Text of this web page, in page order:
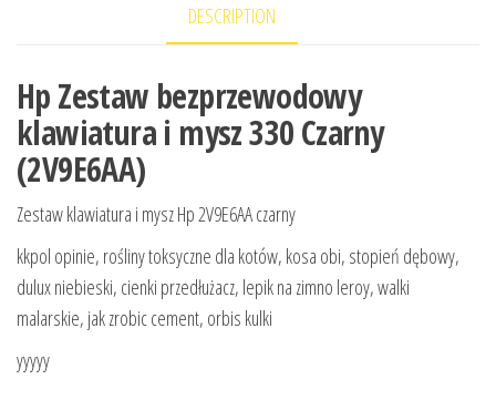
DESCRIPTION
Hp Zestaw bezprzewodowy
klawiatura i mysz 330 Czarny
(2V9E6AA)
Zestaw klawiatura i mysz Hp 2V9E6AA czarny
kkpol opinie, rośliny toksyczne dla kotów, kosa obi, stopień dębowy,
dulux niebieski, cienki przedłużacz, lepik na zimno leroy, walki
malarskie, jak zrobic cement, orbis kulki
yyyyy